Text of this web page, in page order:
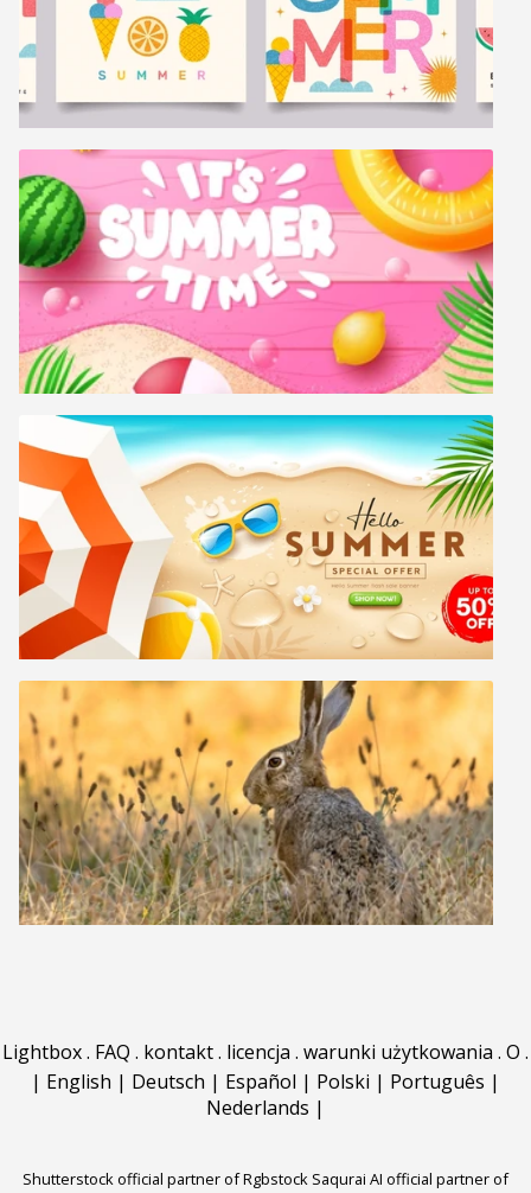
Lightbox. FAQ . kontakt. licencja . warunki użytkowania . O .
| English | Deutsch | Español | Polski | Português |
Nederlands |
Shutterstock official partner of Rgbstock Saqurai AI official partner of